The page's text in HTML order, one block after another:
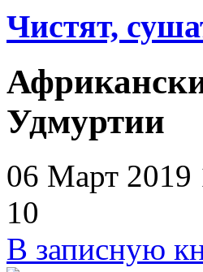
Чистят,
Удмуртии
06 Март 2019
10
В записную